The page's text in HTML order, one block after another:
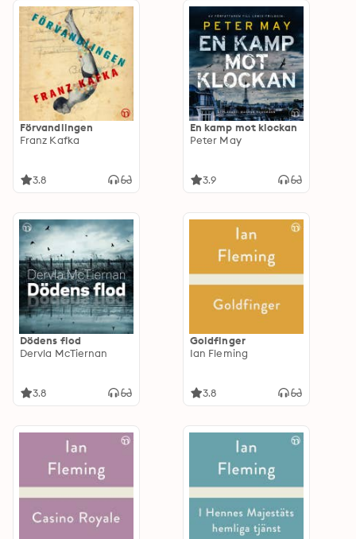
Förvandlingen
Franz Kafka
3.8
En kamp mot klockan
Peter May
3.9
Dödens flod
Dervla McTiernan
3.8
Goldfinger
Ian Fleming
3.8